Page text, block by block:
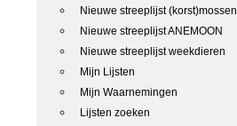
Nieuwe streeplijst (korst)mossen
Nieuwe streeplijst ANEMOON
Nieuwe streeplijst weekdieren
Mijn Lijsten
Mijn Waarnemingen
Lijsten zoeken